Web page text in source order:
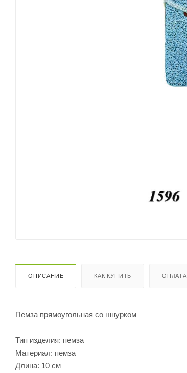
ОПИСАНИЕ КАК КУПИТЬ ОПЛАТА
Пемза прямоугольная со шнурком
Тип изделия: пемза
Материал: пемза
Длина: 10 см